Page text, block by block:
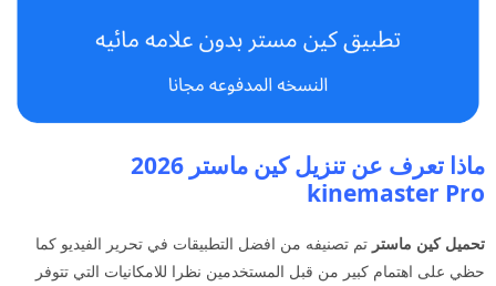
ماذا تعرف عن تنزيل كين ماستر 2026
kinemaster Pro
تحميل كين ماستر تم تصنيفه من افضل التطبيقات في تحرير الفيديو كما
حظي على اهتمام كبير من قبل المستخدمين نظرا للامكانيات التي تتوفر